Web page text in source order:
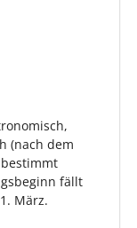
(nach dem
fällt
März.